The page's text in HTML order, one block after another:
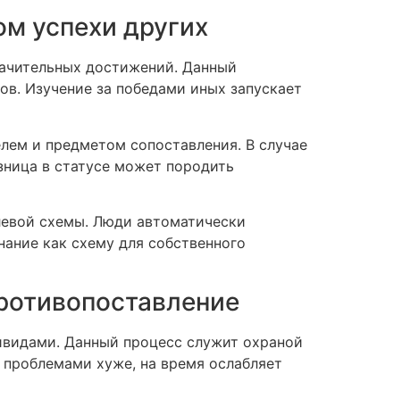
успехи других
достижений. Данный
Изучение за победами иных запускает
и предметом сопоставления. В случае
в статусе может породить
схемы. Люди автоматически
как схему для собственного
Данный процесс служит охраной
хуже, на время ослабляет